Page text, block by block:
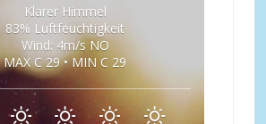
Klarer Himmel
83% Luftfeuchtigkeit
Wind: 4m/s NO
MAX C 29 • MIN C 29